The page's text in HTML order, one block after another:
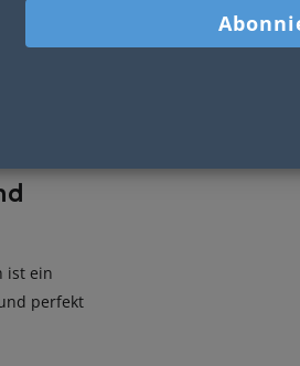
ist ein
perfekt